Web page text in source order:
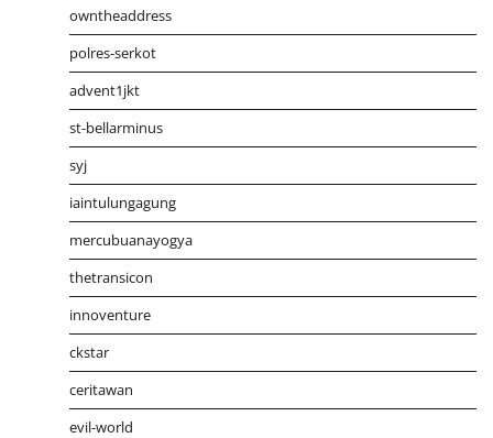
owntheaddress
polres-serkot
advent1jkt
st-bellarminus
syj
iaintulungagung
mercubuanayogya
thetransicon
innoventure
ckstar
ceritawan
evil-world